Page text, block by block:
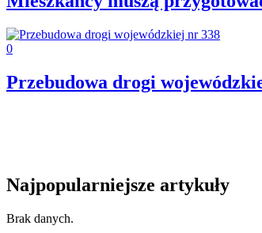
0
Przebudowa drogi
Najpopularniejsze artykuły
Brak danych.